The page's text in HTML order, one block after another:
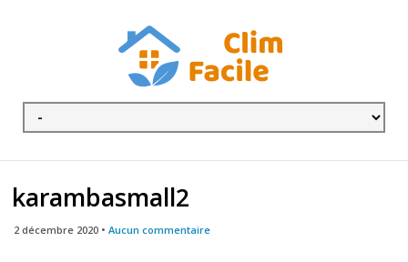
karambasmall2
2 décembre 2020 •Aucun commentaire